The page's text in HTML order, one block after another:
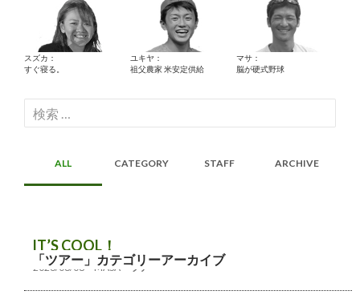
スズカ：
すぐ寝る。
ユキヤ：
祖父農家 米安定供給
マサ：
脳が硬式野球
検
索:
ALL CATEGORY STAFF ARCHIVE
「ツアー」カテゴリーアーカイブ
IT’S COOL！
2026/08/08 MASA ツアー